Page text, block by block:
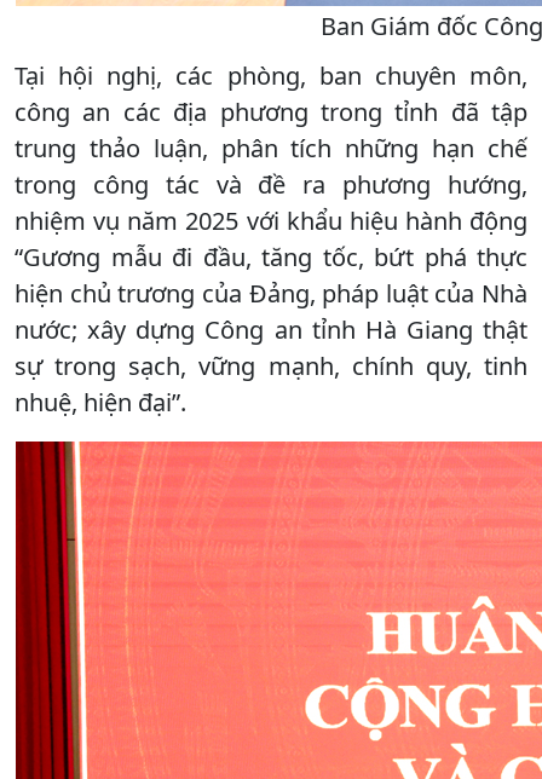
Ban Giám đốc
Tại hội nghị, các phòng, ban chuyên môn,
công an các địa phương trong tỉnh đã tập
trung thảo luận, phân tích những hạn chế
trong công tác và đề ra phương hướng,
nhiệm vụ năm 2025 với khẩu hiệu hành động
“Gương mẫu đi đầu, tăng tốc, bứt phá thực
hiện chủ trương của Đảng, pháp luật của Nhà
nước; xây dựng Công an tỉnh Hà Giang thật
sự trong sạch, vững mạnh, chính quy, tinh
nhuệ, hiện đại”.